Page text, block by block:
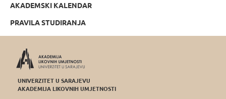
AKADEMSKI KALENDAR
PRAVILA STUDIRANJA
UNIVERZITET U SARAJEVU
AKADEMIJA LIKOVNIH UMJETNOSTI